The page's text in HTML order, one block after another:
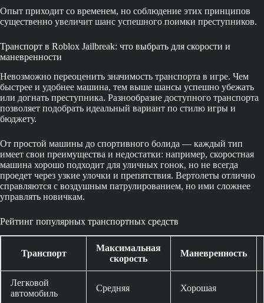
Опыт приходит со временем, но соблюдение этих принципов
существенно увеличит шанс успешного поимки преступников.
Транспорт в Roblox Jailbreak: что выбрать для скорости и
маневренности
Невозможно переоценить значимость транспорта в игре. Чем
быстрее и удобнее машина, тем выше шансы успешно убежать
или догнать преступника. Разнообразие доступного транспорта
позволяет подобрать идеальный вариант по стилю игры и
бюджету.
От простой машины до спортивного болида — каждый тип
имеет свои преимущества и недостатки: например, скоростная
машина хорошо подходит для уличных гонок, но не всегда
проедет через узкие улочки и препятствия. Вертолеты отлично
справляются с воздушным патрулированием, но ими сложнее
управлять новичкам.
Рейтинг популярных транспортных средств
Транспорт
Максимальная
скорость
Маневренность
Легковой
автомобиль
Средняя Хорошая